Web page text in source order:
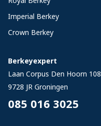
Imperial Berkey
Crown Berkey
Berkeyexpert
Laan Corpus Den Hoorn 108
9728 JR Groningen
085 016 3025